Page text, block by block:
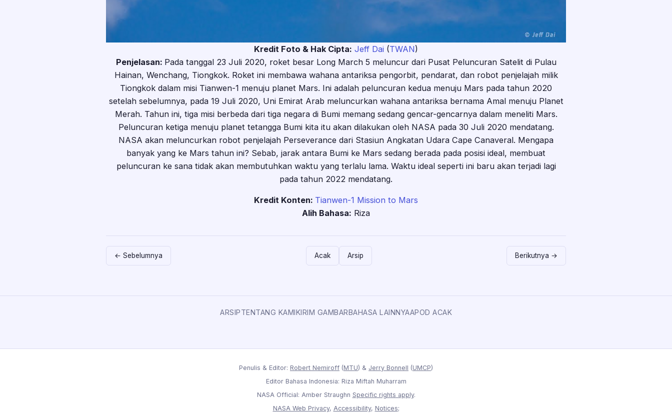
Kredit Foto & Hak Cipta: Jeff Dai (TWAN)
Penjelasan: Pada tanggal 23 Juli 2020, roket besar Long March 5 meluncur dari Pusat Peluncuran Satelit di Pulau
Hainan, Wenchang, Tiongkok. Roket ini membawa wahana antariksa pengorbit, pendarat, dan robot penjelajah milik
Tiongkok dalam misi Tianwen-1 menuju planet Mars. Ini adalah peluncuran kedua menuju Mars pada tahun 2020
setelah sebelumnya, pada 19 Juli 2020, Uni Emirat Arab meluncurkan wahana antariksa bernama Amal menuju Planet
Merah. Tahun ini, tiga misi berbeda dari tiga negara di Bumi memang sedang gencar-gencarnya dalam meneliti Mars.
Peluncuran ketiga menuju planet tetangga Bumi kita itu akan dilakukan oleh NASA pada 30 Juli 2020 mendatang.
NASA akan meluncurkan robot penjelajah Perseverance dari Stasiun Angkatan Udara Cape Canaveral. Mengapa
banyak yang ke Mars tahun ini? Sebab, jarak antara Bumi ke Mars sedang berada pada posisi ideal, membuat
peluncuran ke sana tidak akan membutuhkan waktu yang terlalu lama. Waktu ideal seperti ini baru akan terjadi lagi
pada tahun 2022 mendatang.
Kredit Konten: Tianwen-1 Mission to Mars
Alih Bahasa: Riza
← Sebelumnya Acak Arsip Berikutnya →
ARSIPTENTANG KAMIKIRIM GAMBARBAHASA LAINNYAAPOD ACAK
Penulis & Editor: Robert Nemiroff (MTU) & Jerry Bonnell (UMCP)
Editor Bahasa Indonesia: Riza Miftah Muharram
NASA Official: Amber Straughn Specific rights apply.
NASA Web Privacy, Accessibility, Notices;